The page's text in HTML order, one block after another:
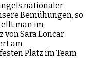
nationaler
Bemühungen, so
man im
von Sara Loncar
am
Platz im Team